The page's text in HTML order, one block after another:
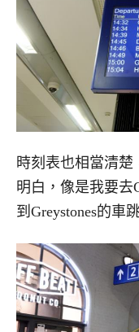
時刻表也相當清楚
明白，像是我要去
到Greystones的車